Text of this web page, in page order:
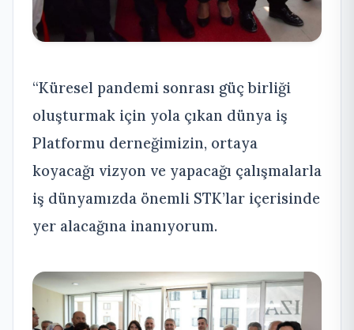
“Küresel pandemi sonrası güç birliği
oluşturmak için yola çıkan dünya iş
Platformu derneğimizin, ortaya
koyacağı vizyon ve yapacağı çalışmalarla
iş dünyamızda önemli STK’lar içerisinde
yer alacağına inanıyorum.